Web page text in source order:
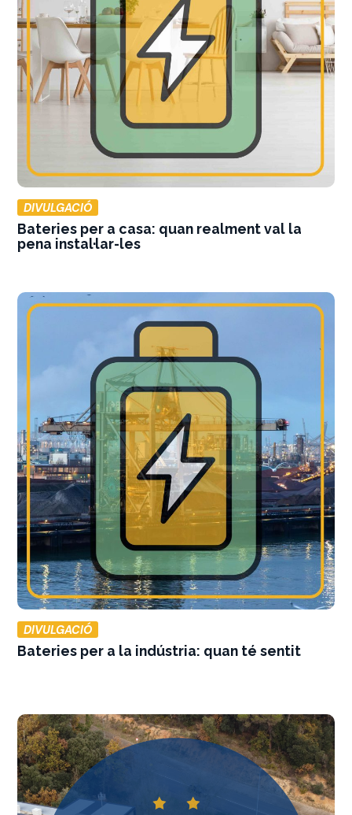
DIVULGACIÓ
Bateries per a casa: quan realment val la
pena instal·lar-les
DIVULGACIÓ
Bateries per a la indústria: quan té sentit